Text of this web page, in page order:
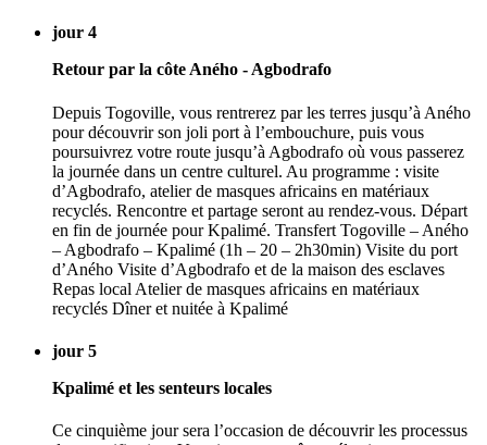
jour 4
Retour par la côte Aného - Agbodrafo
Depuis Togoville, vous rentrerez par les terres jusqu’à Aného
pour découvrir son joli port à l’embouchure, puis vous
poursuivrez votre route jusqu’à Agbodrafo où vous passerez
la journée dans un centre culturel. Au programme : visite
d’Agbodrafo, atelier de masques africains en matériaux
recyclés. Rencontre et partage seront au rendez-vous. Départ
en fin de journée pour Kpalimé. Transfert Togoville – Aného
– Agbodrafo – Kpalimé (1h – 20 – 2h30min) Visite du port
d’Aného Visite d’Agbodrafo et de la maison des esclaves
Repas local Atelier de masques africains en matériaux
recyclés Dîner et nuitée à Kpalimé
jour 5
Kpalimé et les senteurs locales
Ce cinquième jour sera l’occasion de découvrir les processus